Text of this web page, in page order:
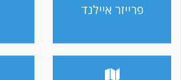
פרייזר איילנד